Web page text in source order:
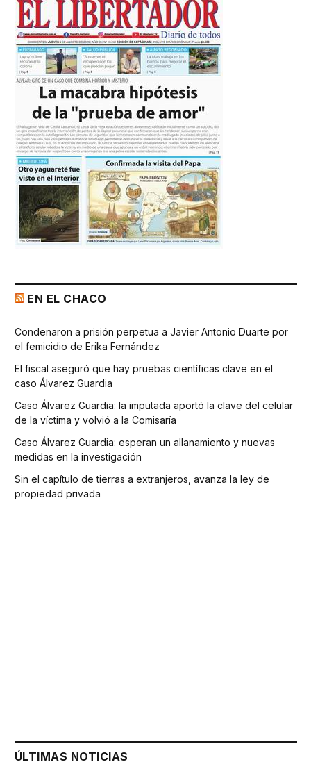
EN EL CHACO
Condenaron a prisión perpetua a Javier Antonio Duarte por
el femicidio de Erika Fernández
El fiscal aseguró que hay pruebas científicas clave en el
caso Álvarez Guardia
Caso Álvarez Guardia: la imputada aportó la clave del celular
de la víctima y volvió a la Comisaría
Caso Álvarez Guardia: esperan un allanamiento y nuevas
medidas en la investigación
Sin el capítulo de tierras a extranjeros, avanza la ley de
propiedad privada
ÚLTIMAS NOTICIAS